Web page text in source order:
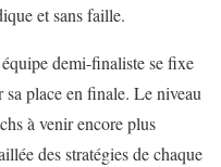
et sans faille.
demi-finaliste se fixe
place en finale. Le niveau
à venir encore plus
des stratégies de chaque